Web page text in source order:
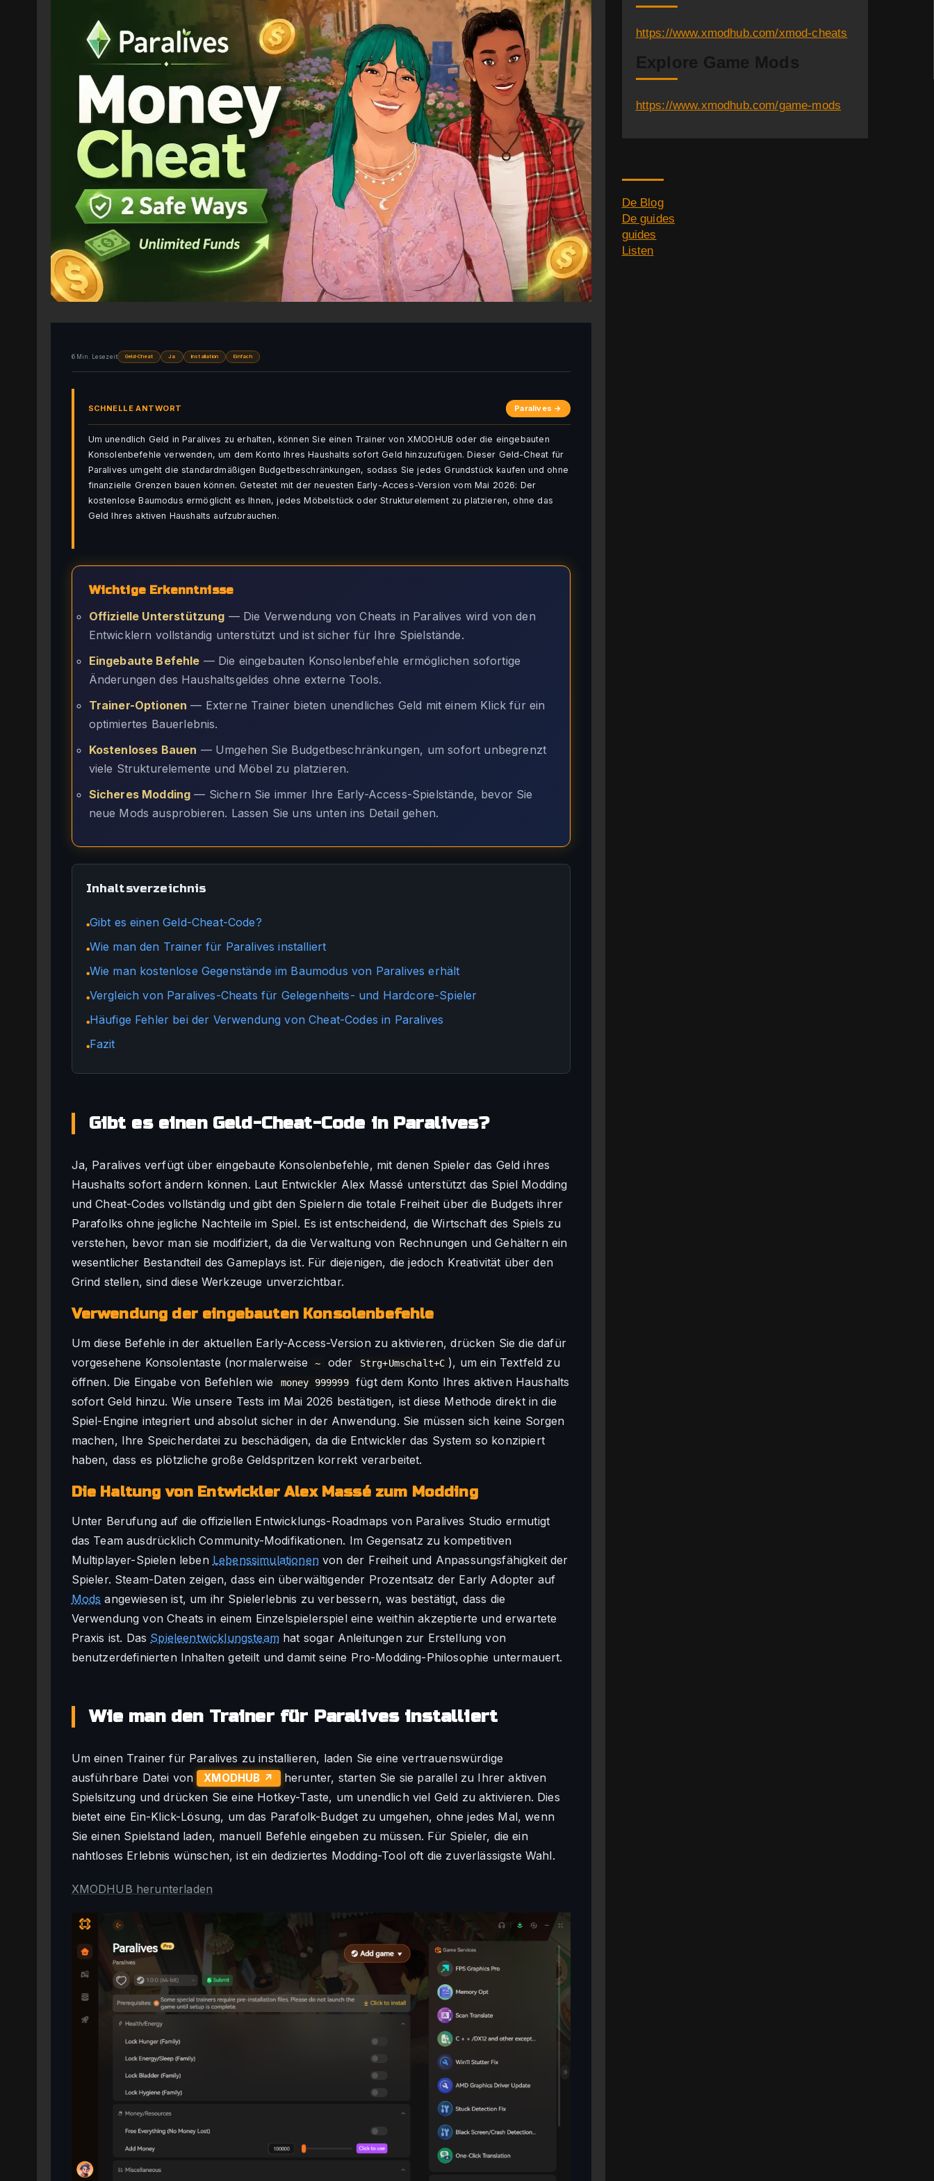
6 Min. Lesezeit Geld-Cheat Ja Installation Einfach
SCHNELLE ANTWORT Paralives →
Um unendlich Geld in Paralives zu erhalten, können Sie einen Trainer von XMODHUB oder die eingebauten
Konsolenbefehle verwenden, um dem Konto Ihres Haushalts sofort Geld hinzuzufügen. Dieser Geld-Cheat für
Paralives umgeht die standardmäßigen Budgetbeschränkungen, sodass Sie jedes Grundstück kaufen und ohne
finanzielle Grenzen bauen können. Getestet mit der neuesten Early-Access-Version vom Mai 2026: Der
kostenlose Baumodus ermöglicht es Ihnen, jedes Möbelstück oder Strukturelement zu platzieren, ohne das
Geld Ihres aktiven Haushalts aufzubrauchen.
Wichtige Erkenntnisse
Offizielle Unterstützung — Die Verwendung von Cheats in Paralives wird von den
Entwicklern vollständig unterstützt und ist sicher für Ihre Spielstände.
Eingebaute Befehle — Die eingebauten Konsolenbefehle ermöglichen sofortige
Änderungen des Haushaltsgeldes ohne externe Tools.
Trainer-Optionen — Externe Trainer bieten unendliches Geld mit einem Klick für ein
optimiertes Bauerlebnis.
Kostenloses Bauen — Umgehen Sie Budgetbeschränkungen, um sofort unbegrenzt
viele Strukturelemente und Möbel zu platzieren.
Sicheres Modding — Sichern Sie immer Ihre Early-Access-Spielstände, bevor Sie
neue Mods ausprobieren. Lassen Sie uns unten ins Detail gehen.
Inhaltsverzeichnis
●Gibt es einen Geld-Cheat-Code?
●Wie man den Trainer für Paralives installiert
●Wie man kostenlose Gegenstände im Baumodus von Paralives erhält
●Vergleich von Paralives-Cheats für Gelegenheits- und Hardcore-Spieler
●Häufige Fehler bei der Verwendung von Cheat-Codes in Paralives
●Fazit
Gibt es einen Geld-Cheat-Code in Paralives?
Ja, Paralives verfügt über eingebaute Konsolenbefehle, mit denen Spieler das Geld ihres
Haushalts sofort ändern können. Laut Entwickler Alex Massé unterstützt das Spiel Modding
und Cheat-Codes vollständig und gibt den Spielern die totale Freiheit über die Budgets ihrer
Parafolks ohne jegliche Nachteile im Spiel. Es ist entscheidend, die Wirtschaft des Spiels zu
verstehen, bevor man sie modifiziert, da die Verwaltung von Rechnungen und Gehältern ein
wesentlicher Bestandteil des Gameplays ist. Für diejenigen, die jedoch Kreativität über den
Grind stellen, sind diese Werkzeuge unverzichtbar.
Verwendung der eingebauten Konsolenbefehle
Um diese Befehle in der aktuellen Early-Access-Version zu aktivieren, drücken Sie die dafür
vorgesehene Konsolentaste (normalerweise
~ oder Strg+Umschalt+C ), um ein Textfeld zu
öffnen. Die Eingabe von Befehlen wie
money 999999
fügt dem Konto Ihres aktiven Haushalts
sofort Geld hinzu. Wie unsere Tests im Mai 2026 bestätigen, ist diese Methode direkt in die
Spiel-Engine integriert und absolut sicher in der Anwendung. Sie müssen sich keine Sorgen
machen, Ihre Speicherdatei zu beschädigen, da die Entwickler das System so konzipiert
haben, dass es plötzliche große Geldspritzen korrekt verarbeitet.
Die Haltung von Entwickler Alex Massé zum Modding
Unter Berufung auf die offiziellen Entwicklungs-Roadmaps von Paralives Studio ermutigt
das Team ausdrücklich Community-Modifikationen. Im Gegensatz zu kompetitiven
Multiplayer-Spielen leben Lebenssimulationenvon der Freiheit und Anpassungsfähigkeit der
Spieler. Steam-Daten zeigen, dass ein überwältigender Prozentsatz der Early Adopter auf
Mods angewiesen ist, um ihr Spielerlebnis zu verbessern, was bestätigt, dass die
Verwendung von Cheats in einem Einzelspielerspiel eine weithin akzeptierte und erwartete
Praxis ist. Das Spieleentwicklungsteamhat sogar Anleitungen zur Erstellung von
benutzerdefinierten Inhalten geteilt und damit seine Pro-Modding-Philosophie untermauert.
Wie man den Trainer für Paralives installiert
Um einen Trainer für Paralives zu installieren, laden Sie eine vertrauenswürdige
ausführbare Datei von
XMODHUB ↗
herunter, starten Sie sie parallel zu Ihrer aktiven
Spielsitzung und drücken Sie eine Hotkey-Taste, um unendlich viel Geld zu aktivieren. Dies
bietet eine Ein-Klick-Lösung, um das Parafolk-Budget zu umgehen, ohne jedes Mal, wenn
Sie einen Spielstand laden, manuell Befehle eingeben zu müssen. Für Spieler, die ein
nahtloses Erlebnis wünschen, ist ein dediziertes Modding-Tool oft die zuverlässigste Wahl.
XMODHUB herunterladen
https://www.xmodhub.com/xmod-cheats
Explore Game Mods
https://www.xmodhub.com/game-mods
De Blog
De guides
guides
Listen